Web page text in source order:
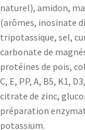
naturel), amidon,
(arômes, inosinate
tripotassique, sel,
carbonate de
protéines de pois,
C, E, PP, A, B5, K1,
citrate de zinc,
préparation
potassium.